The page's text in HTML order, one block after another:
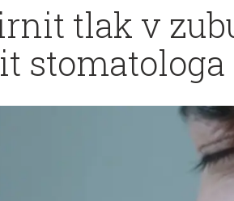
tlak v
stomatologa